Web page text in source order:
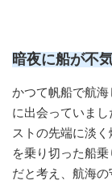
暗夜に船が不
かつて帆船で航
に出会っていま
ストの先端に淡
を乗り切った船
だと考え、航海